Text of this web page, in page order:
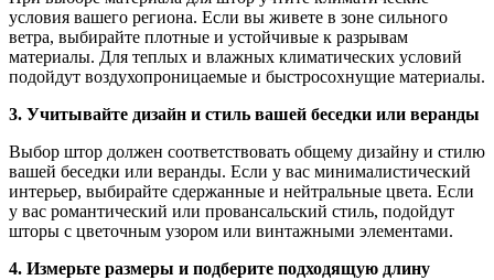
условия вашего региона. Если вы живете в зоне сильного
ветра, выбирайте плотные и устойчивые к разрывам
материалы. Для теплых и влажных климатических условий
подойдут воздухопроницаемые и быстросохнущие материалы.
3. Учитывайте дизайн и стиль вашей беседки или веранды
Выбор штор должен соответствовать общему дизайну и стилю
вашей беседки или веранды. Если у вас минималистический
интерьер, выбирайте сдержанные и нейтральные цвета. Если
у вас романтический или провансальский стиль, подойдут
шторы с цветочным узором или винтажными элементами.
4. Измерьте размеры и подберите подходящую длину